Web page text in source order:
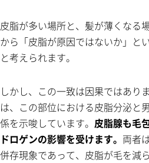
皮脂が多い場所と、髪が薄くなる
から「皮脂が原因ではないか」と
と考えられます。
しかし、この一致は因果ではあり
は、この部位における皮脂分泌と
係を示唆しています。 皮脂腺も毛
ドロゲンの影響を受けます。 両者
併存現象であって、皮脂が毛を減